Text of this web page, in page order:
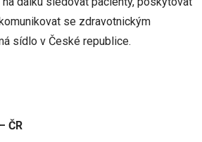
se zdravotnickým
sídlo v České republice.
ČR